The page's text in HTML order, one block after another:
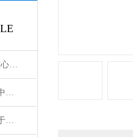
杜布林DEUBLIN旋接器的核心在于转子与外壳之间的相对旋转
油压制动器是现代交通工具中常见的制动系统
盘式制动器是一种广泛应用于各类车辆和机械设备的制动系统